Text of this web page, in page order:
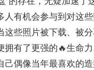
人有机会参与到对这
这些照片被下载、被
拥有了更强的🔥生命
己偶像当年最喜欢的